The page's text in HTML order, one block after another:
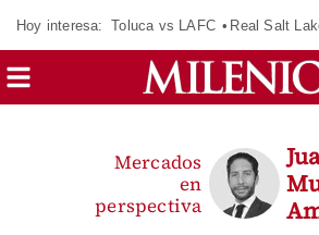
Hoy interesa: Toluca vs LAFC Real Salt
Mercados
en
perspectiva